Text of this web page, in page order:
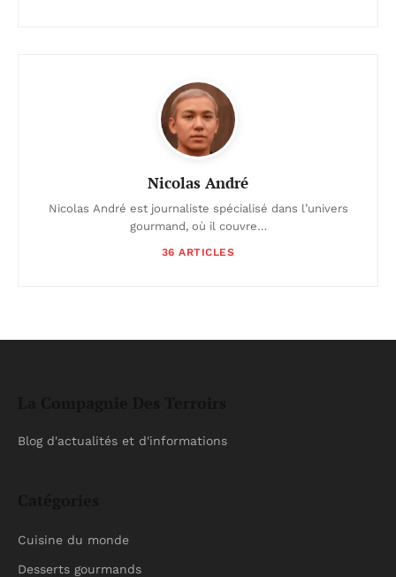
Nicolas André
Nicolas André est journaliste spécialisé dans l’univers
gourmand, où il couvre…
36 ARTICLES
Blog d'actualités et d'informations
Cuisine du monde
Desserts gourmands